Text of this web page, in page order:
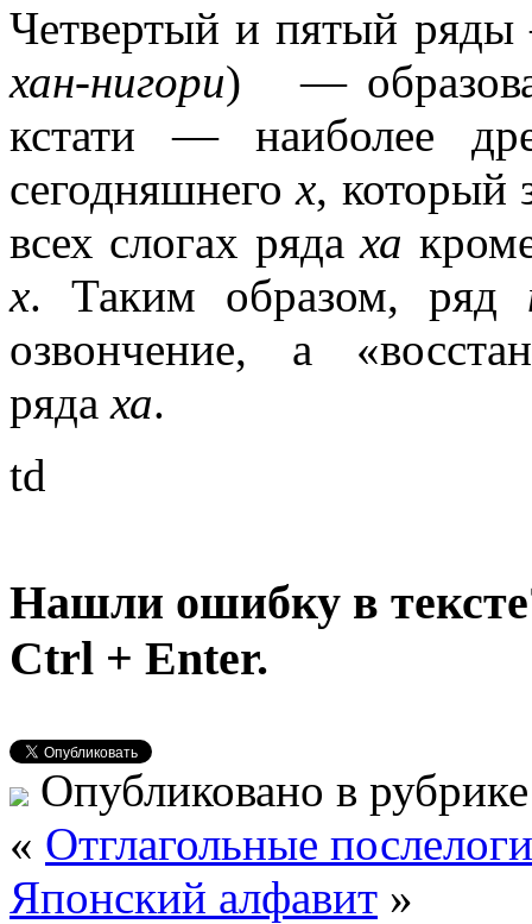
Четвертый и пятый
хан-нигори) —
кстати — наиболее
сегодняшнегох, который
всех слогах рядаха
х. Таким образом, ряд
озвончение, а
рядаха.
td
Нашли ошибку в
Ctrl + Enter.
Опубликовано в
« Отглагольные
Японский алфавит »